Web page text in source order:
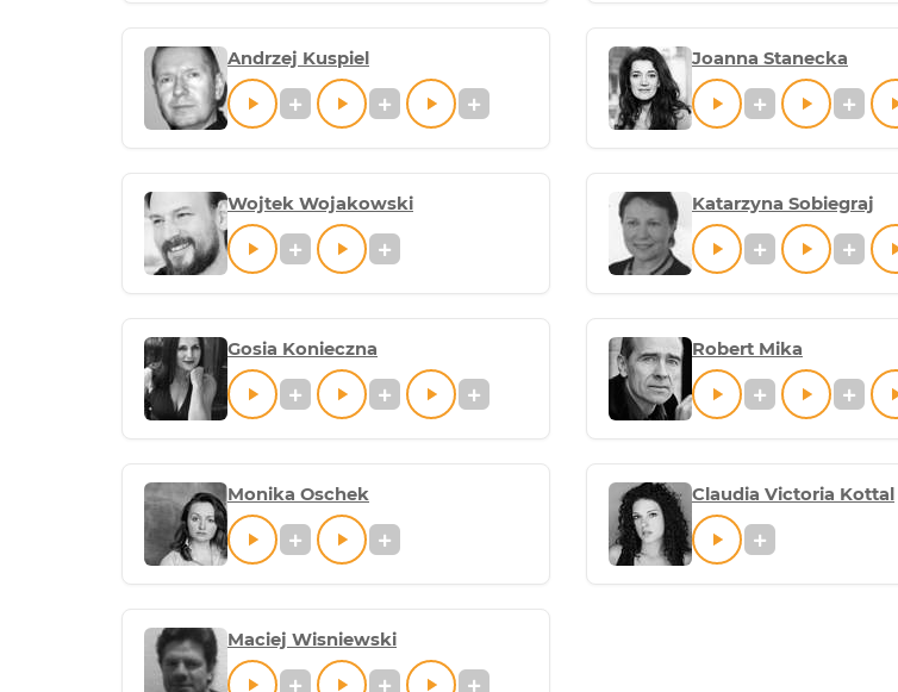
Andrzej Kuspiel Joanna Stanecka
Wojtek Wojakowski Katarzyna Sobiegraj
Gosia Konieczna Robert Mika
Monika Oschek Claudia Victoria Kottal
Maciej Wisniewski